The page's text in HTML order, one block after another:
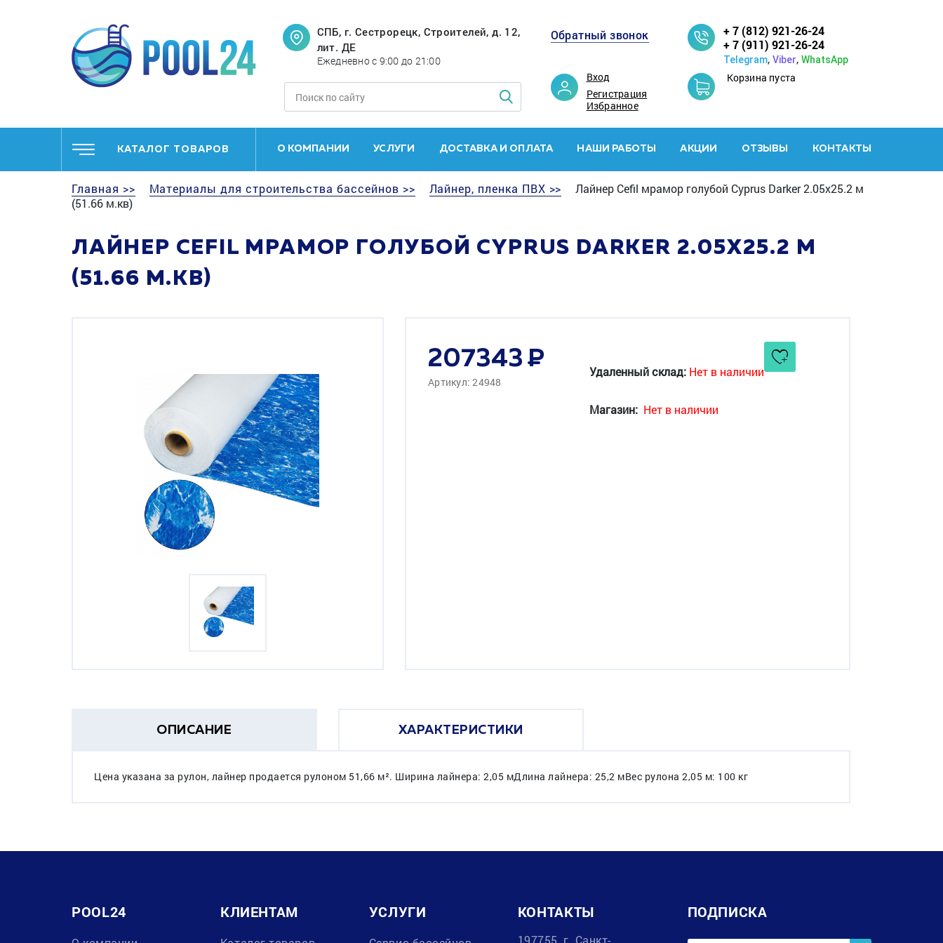
СПБ, г. Сестрорецк, Строителей, д. 12,
лит. ДЕ
Ежедневно с 9:00 до 21:00
Обратный звонок
Вход
Регистрация
Избранное
+ 7 (812) 921-26-24
+ 7 (911) 921-26-24
Telegram, Viber, WhatsApp
Корзина пуста
КАТАЛОГ ТОВАРОВ О КОМПАНИИ УСЛУГИ ДОСТАВКА И ОПЛАТА НАШИ РАБОТЫ АКЦИИ ОТЗЫВЫ КОНТАКТЫ
Главная >> Материалы для строительства бассейнов >> Лайнер, пленка ПВХ >>
Лайнер Cefil мрамор голубой Cyprus Darker 2.05x25.2 м
(51.66 м.кв)
ЛАЙНЕР CEFIL МРАМОР ГОЛУБОЙ CYPRUS DARKER 2.05X25.2 М
(51.66 М.КВ)
207343
Артикул: 24948
Удаленный склад: Нет в наличии
Магазин: Нет в наличии
ОПИСАНИЕ ХАРАКТЕРИСТИКИ
Цена указана за рулон, лайнер продается рулоном 51,66 м². Ширина лайнера: 2,05 мДлина лайнера: 25,2 мВес рулона 2,05 м: 100 кг
POOL24 КЛИЕНТАМ УСЛУГИ КОНТАКТЫ
197755, г. Санкт-
ПОДПИСКА